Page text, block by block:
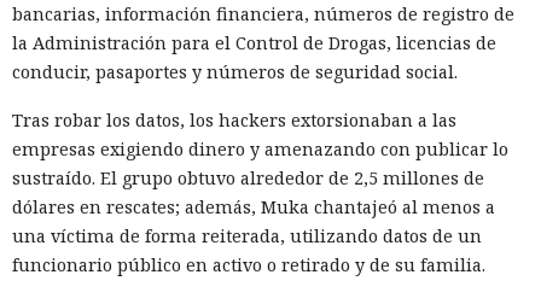
bancarias, información financiera, números de registro de
la Administración para el Control de Drogas, licencias de
conducir, pasaportes y números de seguridad social.
Tras robar los datos, los hackers extorsionaban a las
empresas exigiendo dinero y amenazando con publicar lo
sustraído. El grupo obtuvo alrededor de 2,5 millones de
dólares en rescates; además, Muka chantajeó al menos a
una víctima de forma reiterada, utilizando datos de un
funcionario público en activo o retirado y de su familia.